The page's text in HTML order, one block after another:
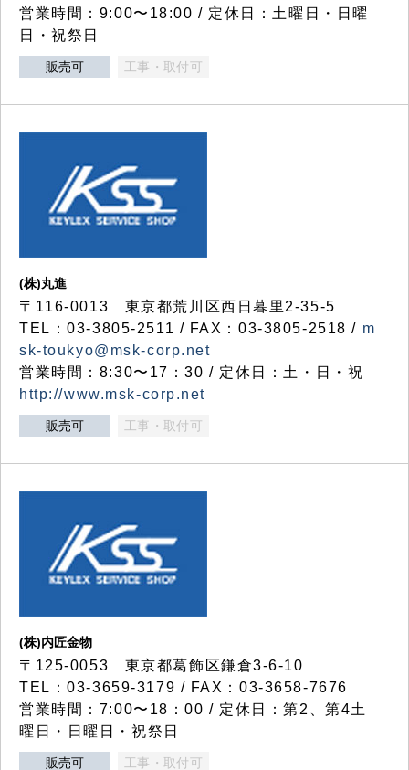
営業時間：9:00〜18:00 / 定休日：土曜日・日曜
日・祝祭日
販売可 工事・取付可
(株)丸進
〒116-0013 東京都荒川区西日暮里2-35-5
TEL：03-3805-2511 / FAX：03-3805-2518 / m
sk-toukyo@msk-corp.net
営業時間：8:30〜17：30 / 定休日：土・日・祝
http://www.msk-corp.net
販売可 工事・取付可
(株)内匠金物
〒125-0053 東京都葛飾区鎌倉3-6-10
TEL：03-3659-3179 / FAX：03-3658-7676
営業時間：7:00〜18：00 / 定休日：第2、第4土
曜日・日曜日・祝祭日
販売可 工事・取付可